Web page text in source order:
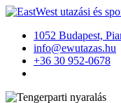
1052 Budapest,
info@ewutazas.hu
+36 30 952-0678